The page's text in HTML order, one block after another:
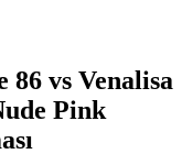
vs Venalisa
Pink